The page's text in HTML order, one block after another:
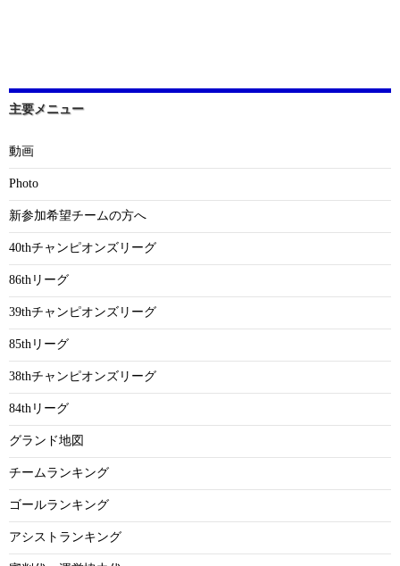
主要メニュー
動画
Photo
新参加希望チームの方へ
40thチャンピオンズリーグ
86thリーグ
39thチャンピオンズリーグ
85thリーグ
38thチャンピオンズリーグ
84thリーグ
グランド地図
チームランキング
ゴールランキング
アシストランキング